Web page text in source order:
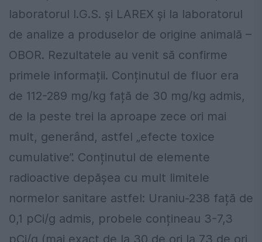
laboratorul I.G.S. și LAREX și la laboratorul
de analize a produselor de origine animală –
OBOR. Rezultatele au venit să confirme
primele informații. Conținutul de fluor era
de 112-289 mg/kg față de 30 mg/kg admis,
de la peste trei la aproape zece ori mai
mult, generând, astfel „efecte toxice
cumulative”. Conținutul de elemente
radioactive depășea cu mult limitele
normelor sanitare astfel: Uraniu-238 față de
0,1 pCi/g admis, probele conțineau 3-7,3
pCi/g (mai exact de la 30 de ori la 73 de ori